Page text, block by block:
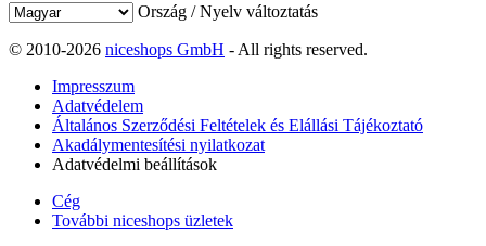
Ország / Nyelv változtatás
© 2010-2026 niceshops GmbH - All rights reserved.
Impresszum
Adatvédelem
Általános Szerződési Feltételek és Elállási Tájékoztató
Akadálymentesítési nyilatkozat
Adatvédelmi beállítások
Cég
További niceshops üzletek